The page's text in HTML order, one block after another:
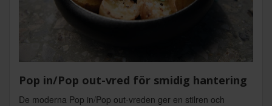
Pop in/Pop out-vred för smidig hantering
De moderna Pop in/Pop out-vreden ger en stilren och